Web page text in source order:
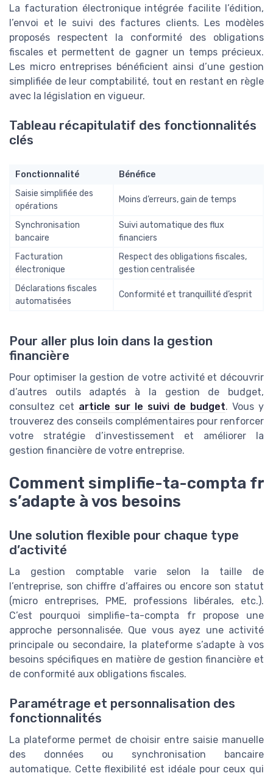
La facturation électronique intégrée facilite l’édition,
l’envoi et le suivi des factures clients. Les modèles
proposés respectent la conformité des obligations
fiscales et permettent de gagner un temps précieux.
Les micro entreprises bénéficient ainsi d’une gestion
simplifiée de leur comptabilité, tout en restant en règle
avec la législation en vigueur.
Tableau récapitulatif des fonctionnalités
clés
Fonctionnalité
Bénéfice
Saisie simplifiée des
opérations
Moins d’erreurs, gain de temps
Synchronisation
bancaire
Suivi automatique des flux
financiers
Facturation
électronique
Respect des obligations fiscales,
gestion centralisée
Déclarations fiscales
automatisées
Conformité et tranquillité d’esprit
Pour aller plus loin dans la gestion
financière
Pour optimiser la gestion de votre activité et découvrir
d’autres outils adaptés à la gestion de budget,
consultez cet article sur le suivi de budget. Vous y
trouverez des conseils complémentaires pour renforcer
votre stratégie d’investissement et améliorer la
gestion financière de votre entreprise.
Comment simplifie-ta-compta fr
s’adapte à vos besoins
Une solution flexible pour chaque type
d’activité
La gestion comptable varie selon la taille de
l’entreprise, son chiffre d’affaires ou encore son statut
(micro entreprises, PME, professions libérales, etc.).
C’est pourquoi simplifie-ta-compta fr propose une
approche personnalisée. Que vous ayez une activité
principale ou secondaire, la plateforme s’adapte à vos
besoins spécifiques en matière de gestion financière et
de conformité aux obligations fiscales.
Paramétrage et personnalisation des
fonctionnalités
La plateforme permet de choisir entre saisie manuelle
des données ou synchronisation bancaire
automatique. Cette flexibilité est idéale pour ceux qui